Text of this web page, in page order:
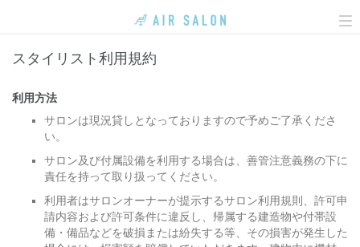
スタイリスト利用規約
利用方法
サロンは現況貸しとなっておりますので予めご了承くださ
い。
サロン及び付属設備を利用する場合は、善管注意義務の下に
責任を持って取り扱ってください。
利用者はサロンオーナーが提示するサロン利用規則、許可申
請内容および許可条件に違反し、帰属する建造物や付帯設
備・備品などを破損または紛失する等、その損害が発生した